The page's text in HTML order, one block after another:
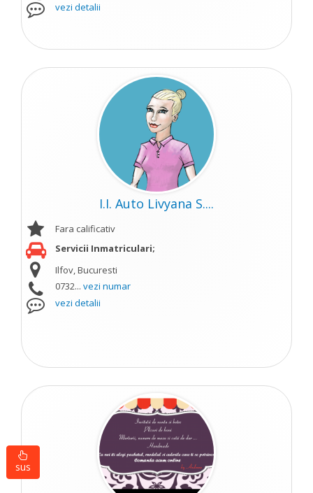
vezi detalii
I.I. Auto Livyana S....
Fara calificativ
Servicii Inmatriculari;
Ilfov, Bucuresti
0732... vezi numar
vezi detalii
sus